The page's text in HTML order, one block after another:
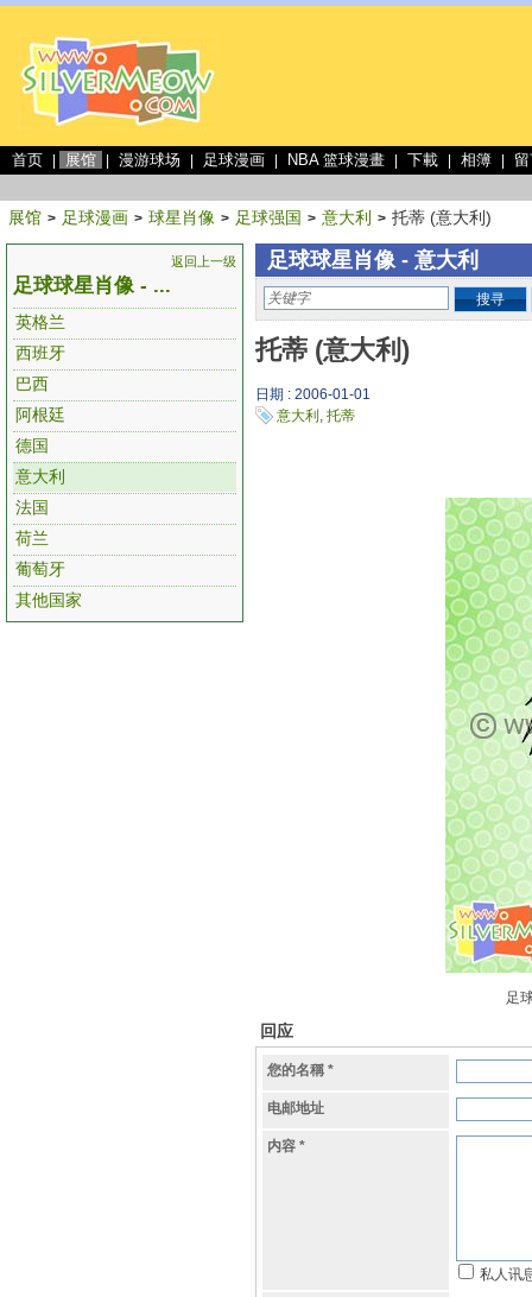
首页 展馆 漫游球场 足球漫画 NBA 篮球漫畫 下載 相簿
展馆 > 足球漫画 > 球星肖像 > 足球强国 > 意大利 > 托蒂 (意大利)
返回上一级
足球球星肖像 - ...
英格兰
西班牙
巴西
阿根廷
德国
意大利
法国
荷兰
葡萄牙
其他国家
足球球星肖像 - 意大利
搜寻
托蒂 (意大利)
日期 : 2006-01-01
意大利 , 托蒂
足
回应
您的名稱 *
电邮地址
内容 *
私人讯